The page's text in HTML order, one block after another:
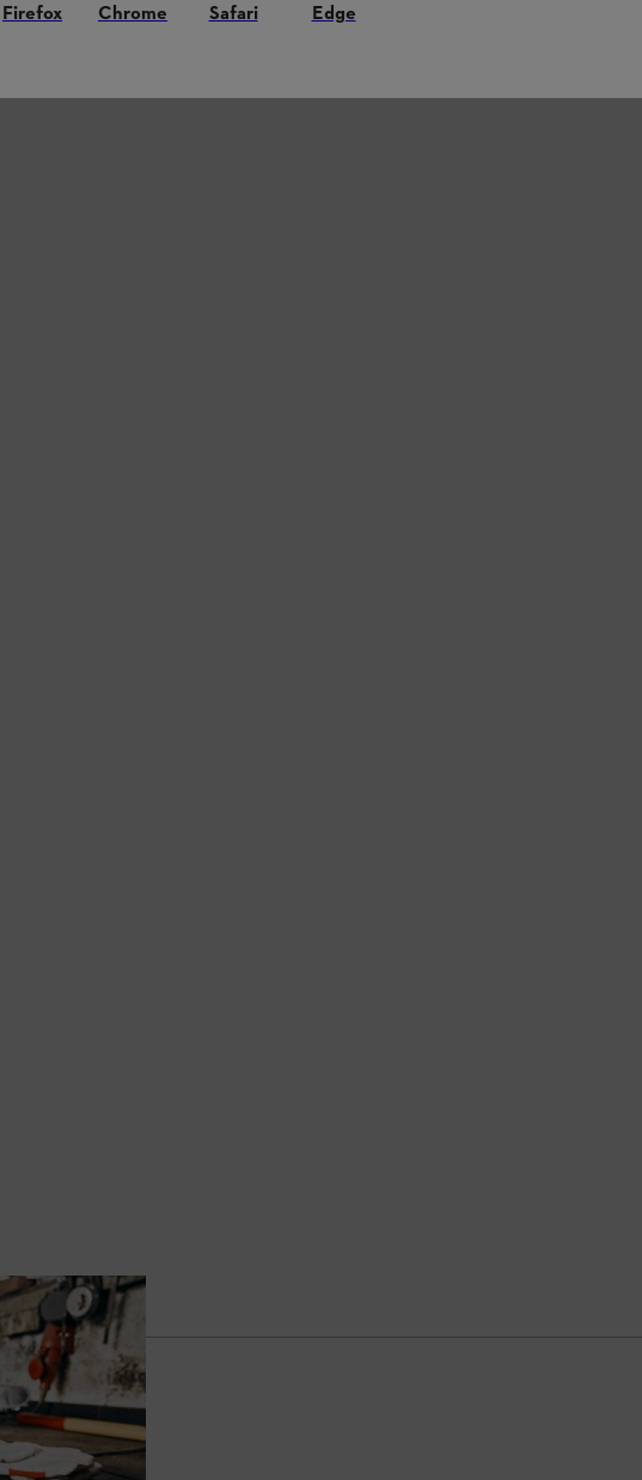
Firefox Chrome Safari Edge